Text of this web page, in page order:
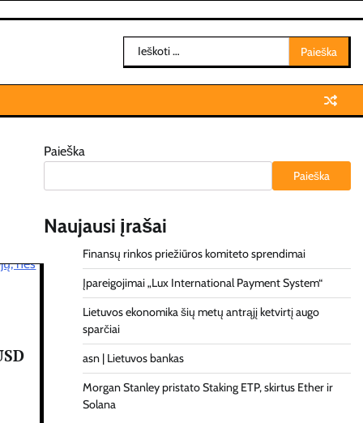
Ieškoti:
Paieška
Paieška
Naujausi įrašai
Finansų rinkos priežiūros komiteto sprendimai
Įpareigojimai „Lux International Payment System“
Lietuvos ekonomika šių metų antrąjį ketvirtį augo
sparčiai
asn | Lietuvos bankas
Morgan Stanley pristato Staking ETP, skirtus Ether ir
Solana